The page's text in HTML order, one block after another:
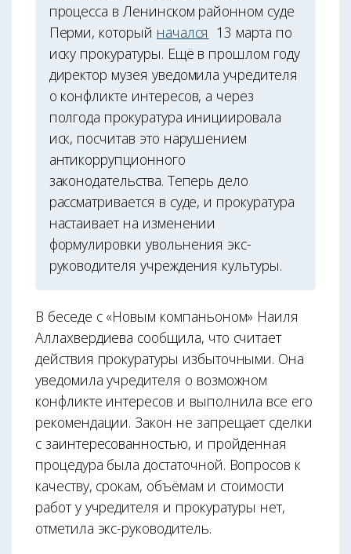
процесса в Ленинском районном суде
Перми, который начался 13 марта по
иску прокуратуры. Ещё в прошлом году
директор музея уведомила учредителя
о конфликте интересов, а через
полгода прокуратура инициировала
иск, посчитав это нарушением
антикоррупционного
законодательства. Теперь дело
рассматривается в суде, и прокуратура
настаивает на изменении
формулировки увольнения экс-
руководителя учреждения культуры.
В беседе с «Новым компаньоном» Наиля
Аллахвердиева сообщила, что считает
действия прокуратуры избыточными. Она
уведомила учредителя о возможном
конфликте интересов и выполнила все его
рекомендации. Закон не запрещает сделки
с заинтересованностью, и пройденная
процедура была достаточной. Вопросов к
качеству, срокам, объёмам и стоимости
работ у учредителя и прокуратуры нет,
отметила экс-руководитель.